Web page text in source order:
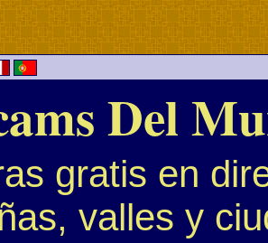
Del
gratis en
valles y